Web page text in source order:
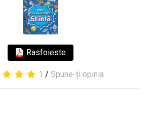
Rasfoieste
1 / Spune-ți opinia